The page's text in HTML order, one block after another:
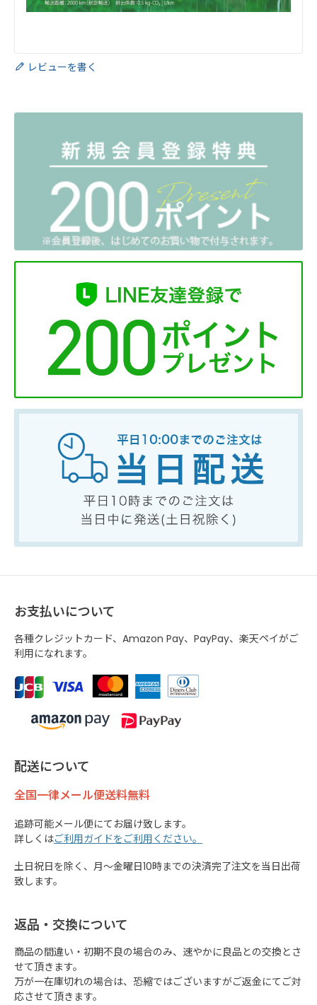
レビューを書く
お支払いについて
各種クレジットカード、Amazon Pay、PayPay、楽天ペイがご
利用になれます。
配送について
全国一律メール便送料無料
追跡可能メール便にてお届け致します。
詳しくはご利用ガイドをご利用ください。
土日祝日を除く、月～金曜日10時までの決済完了注文を当日出荷
致します。
返品・交換について
商品の間違い・初期不良の場合のみ、速やかに良品との交換とさ
せて頂きます。
万が一在庫切れの場合は、恐縮ではございますがご返金にてご対
応させて頂きます。